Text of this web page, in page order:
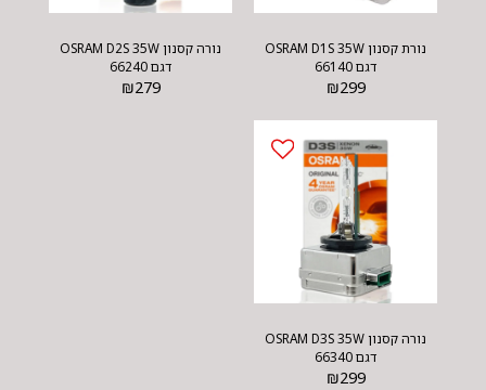
נורת קסנון OSRAM D1S 35W
דגם 66140
₪299
נורה קסנון OSRAM D2S 35W
דגם 66240
₪279
נורה קסנון OSRAM D3S 35W
דגם 66340
₪299